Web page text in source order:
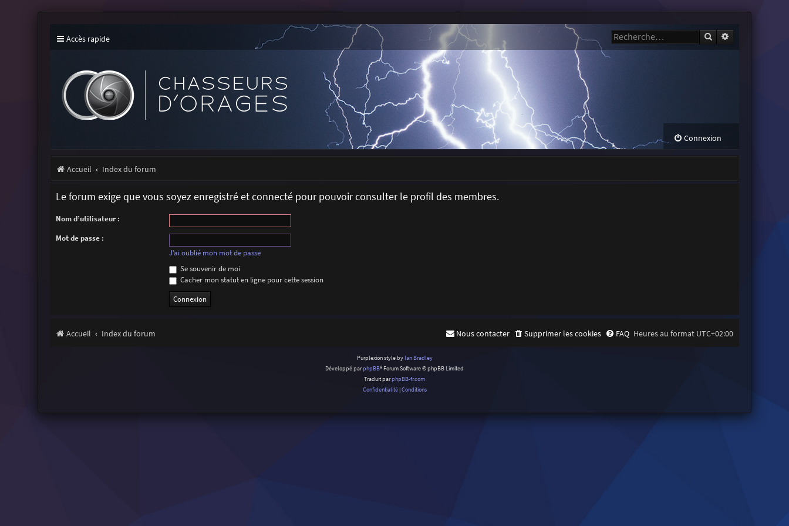
Accès rapide Rechercher
Connexion
Accueil Index du forum
Le forum exige que vous soyez enregistré et connecté pour pouvoir consulter le profil des membres.
Nom d’utilisateur :
Mot de passe :
J’ai oublié mon mot de passe
Se souvenir de moi
Cacher mon statut en ligne pour cette session
Accueil Index du forum Heures au format UTC+02:00
FAQ
Supprimer les cookies
Nous contacter
Purplexion style by Ian Bradley
Développé parphpBB® Forum Software © phpBB Limited
Traduit parphpBB-fr.com
Confidentialité|Conditions